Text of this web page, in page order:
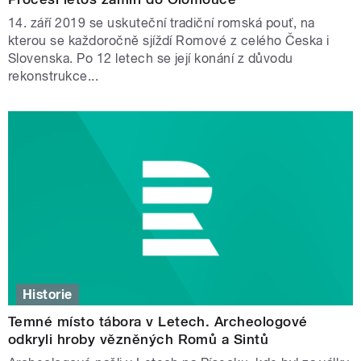
14. září 2019 se uskuteční tradiční romská pouť, na
kterou se každoročně sjíždí Romové z celého Česka i
Slovenska. Po 12 letech se její konání z důvodu
rekonstrukce...
Historie
Temné místo tábora v Letech. Archeologové
odkryli hroby vězněných Romů a Sintů